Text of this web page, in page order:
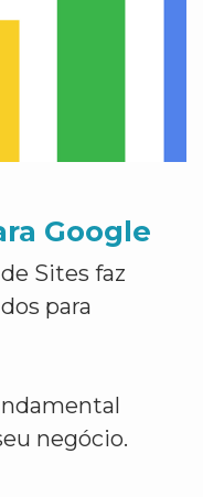
Google
Sites faz
para
negócio.